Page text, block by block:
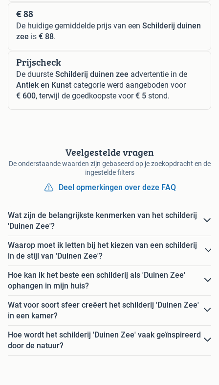
€ 88
De huidige gemiddelde prijs van een Schilderij duinen
zee is € 88.
Prijscheck
De duurste Schilderij duinen zee advertentie in de
Antiek en Kunst categorie werd aangeboden voor
€ 600, terwijl de goedkoopste voor€ 5 stond.
Veelgestelde vragen
De onderstaande waarden zijn gebaseerd op je zoekopdracht en de
ingestelde filters
Deel opmerkingen over deze FAQ
Wat zijn de belangrijkste kenmerken van het schilderij
'Duinen Zee'?
Waarop moet ik letten bij het kiezen van een schilderij
in de stijl van 'Duinen Zee'?
Hoe kan ik het beste een schilderij als 'Duinen Zee'
ophangen in mijn huis?
Wat voor soort sfeer creëert het schilderij 'Duinen Zee'
in een kamer?
Hoe wordt het schilderij 'Duinen Zee' vaak geïnspireerd
door de natuur?